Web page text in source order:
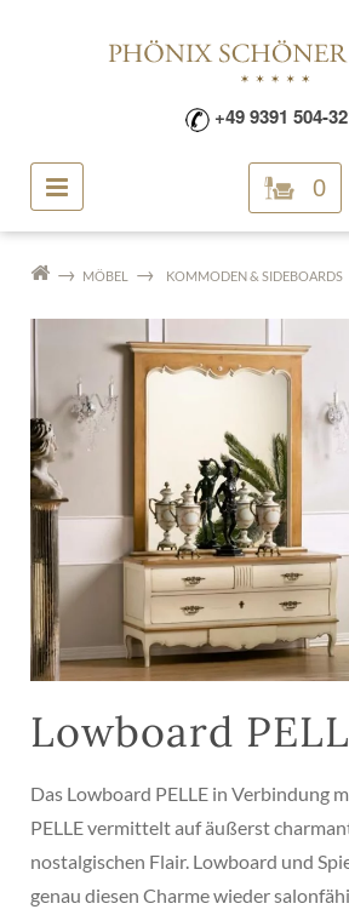
+49 9391 504-
0
MÖBEL KOMMODEN & SIDEBOARDS
Lowboard
Das Lowboard PELLE in Verbindung
PELLE vermittelt auf äußerst
nostalgischen Flair. Lowboard und
genau diesen Charme wieder